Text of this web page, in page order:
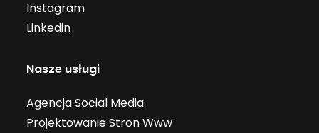
Instagram
Linkedin
Nasze usługi
Agencja Social Media
Projektowanie Stron Www